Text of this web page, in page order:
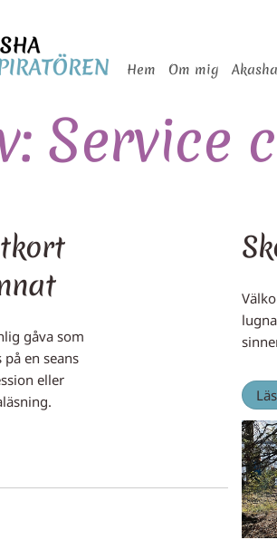
Hem Om mig
Service
gåva som
en seans
eller